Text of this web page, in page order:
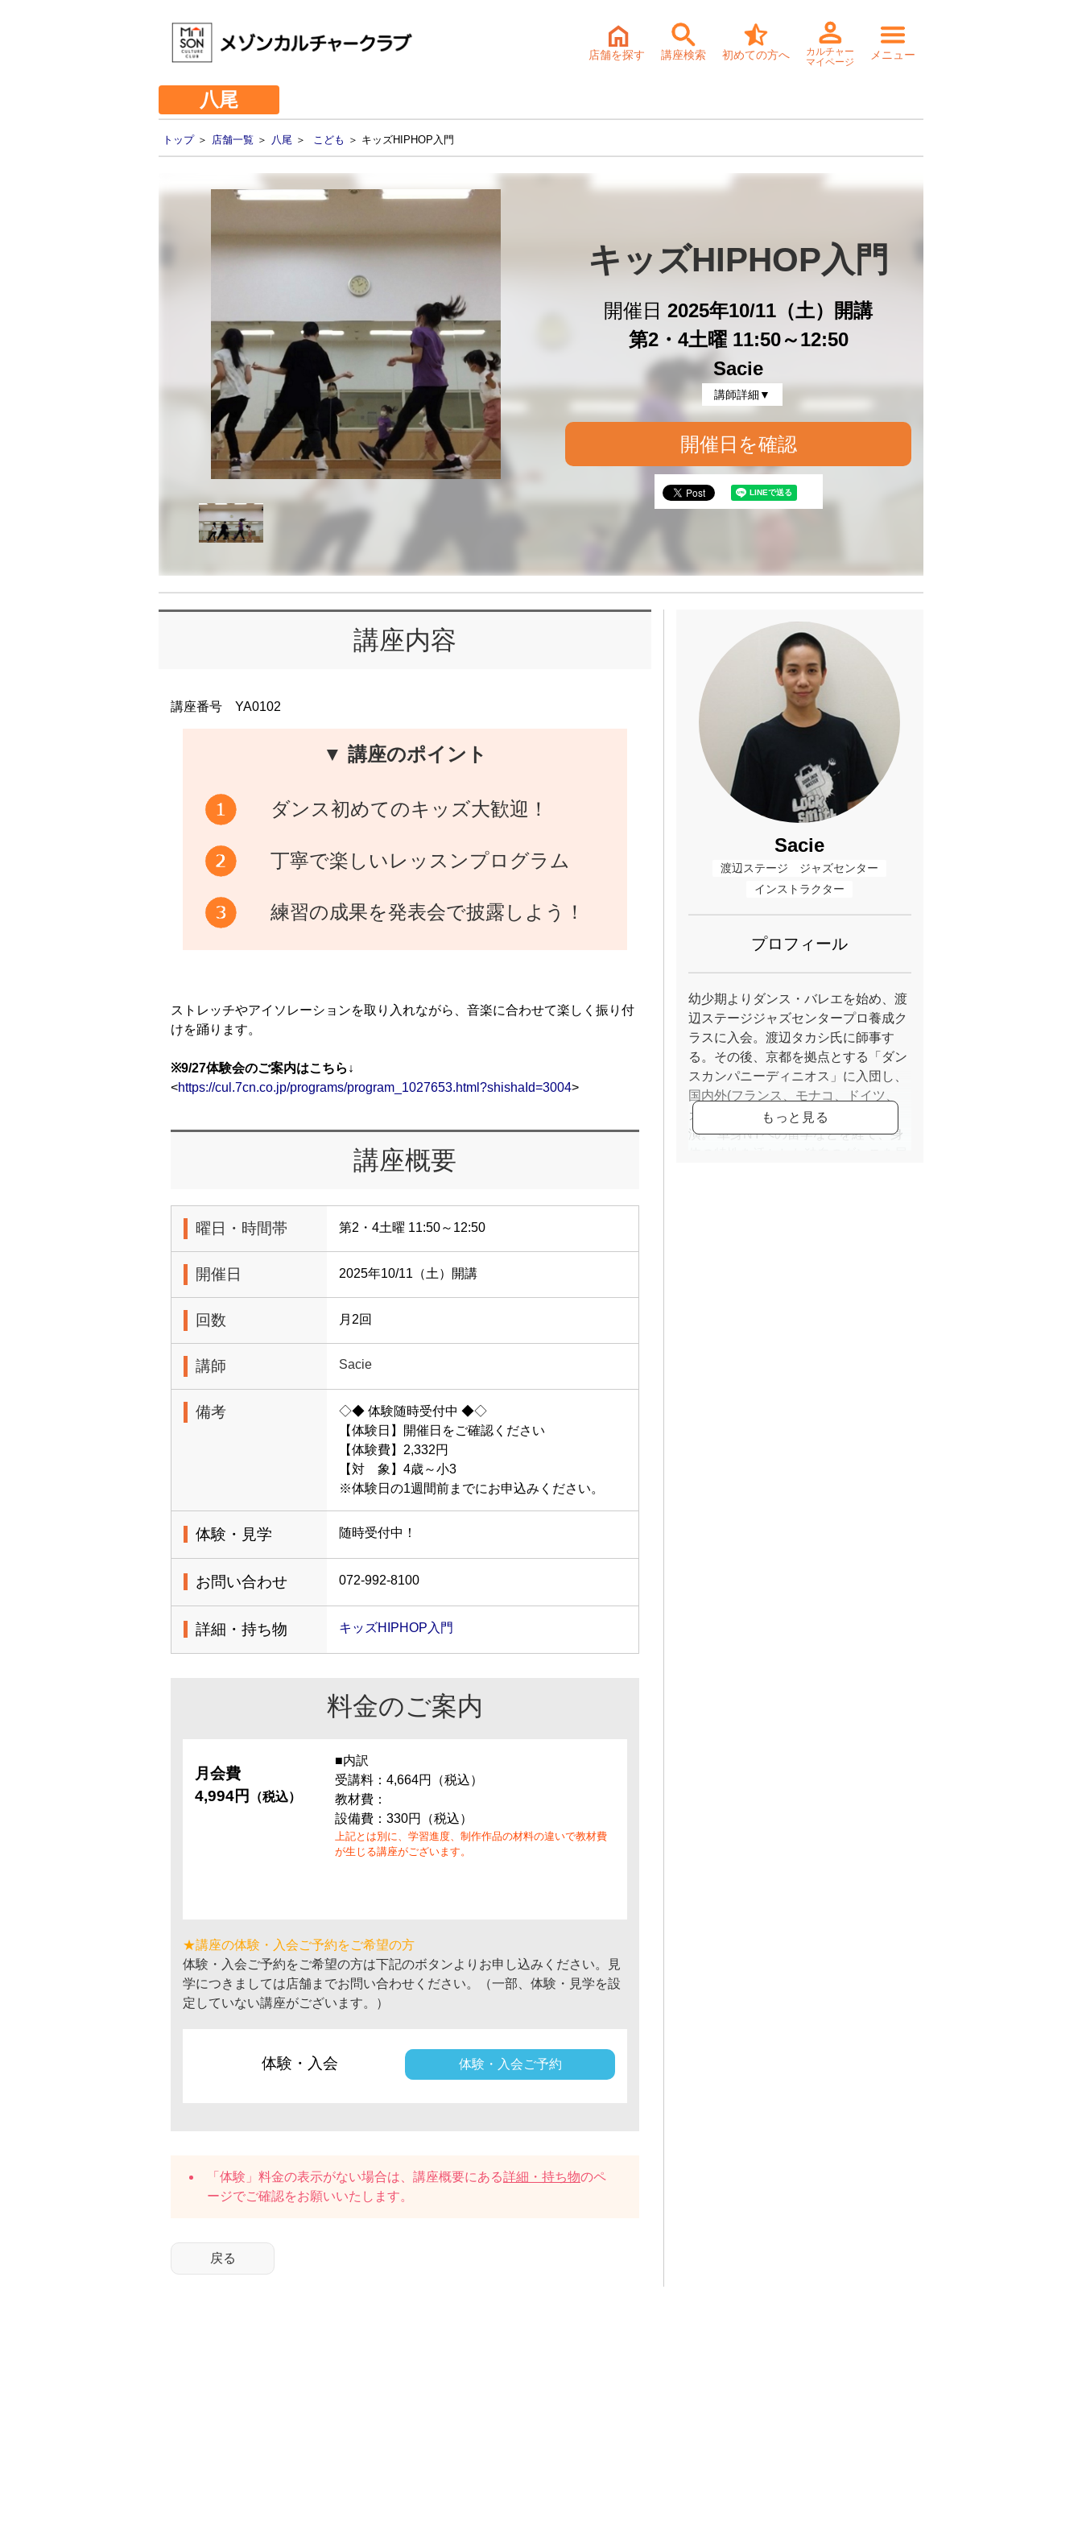
店舗を探す 講座検索 初めての方へ
カルチャー
マイページ
メニュー
八尾
トップ＞ 店舗一覧 ＞ 八尾 ＞ こども ＞ キッズHIPHOP入門
キッズHIPHOP入門
開催日 2025年10/11（土）開講
第2・4土曜 11:50～12:50
Sacie
講師詳細▼
開催日を確認
講座内容
講座番号 YA0102
▼ 講座のポイント
ダンス初めてのキッズ大歓迎！
丁寧で楽しいレッスンプログラム
練習の成果を発表会で披露しよう！
ストレッチやアイソレーションを取り入れながら、音楽に合わせて楽しく振り付
けを踊ります。
※9/27体験会のご案内はこちら↓
<https://cul.7cn.co.jp/programs/program_1027653.html?shishaId=3004>
講座概要
曜日・時間帯 第2・4土曜 11:50～12:50
開催日 2025年10/11（土）開講
回数 月2回
講師 Sacie
備考
◇◆ 体験随時受付中 ◆◇
【体験日】開催日をご確認ください
【体験費】2,332円
【対 象】4歳～小3
※体験日の1週間前までにお申込みください。
体験・見学 随時受付中！
お問い合わせ 072-992-8100
詳細・持ち物 キッズHIPHOP入門
料金のご案内
月会費
4,994円
（税込）
■内訳
受講料：4,664円（税込）
教材費：
設備費：330円（税込）
上記とは別に、学習進度、制作作品の材料の違いで教材費
が生じる講座がございます。
★講座の体験・入会ご予約をご希望の方
体験・入会ご予約をご希望の方は下記のボタンよりお申し込みください。見
学につきましては店舗までお問い合わせください。（一部、体験・見学を設
定していない講座がございます。）
体験・入会 体験・入会ご予約
「体験」料金の表示がない場合は、講座概要にある詳細・持ち物のペ
ージでご確認をお願いいたします。
Sacie
渡辺ステージ　ジャズセンター
インストラクター
プロフィール
幼少期よりダンス・バレエを始め、渡
辺ステージジャズセンタープロ養成ク
ラスに入会。渡辺タカシ氏に師事す
る。その後、京都を拠点とする「ダン
スカンパニーディニオス」に入団し、
国内外(フランス、モナコ、ドイツ、
カナダ、インドネシア)の全公演に出
演。 単身NYへの留学などを経て、身